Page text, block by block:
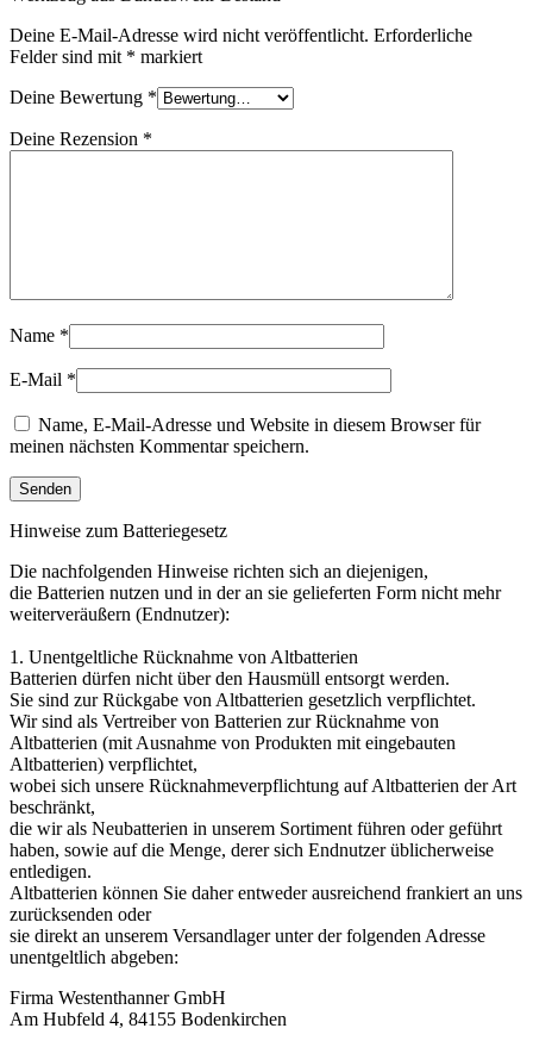
Deine E-Mail-Adresse wird nicht veröffentlicht. Erforderliche
Felder sind mit * markiert
Deine Bewertung *
Deine Rezension *
Name *
E-Mail *
Name, E-Mail-Adresse und Website in diesem Browser für
meinen nächsten Kommentar speichern.
Hinweise zum Batteriegesetz
Die nachfolgenden Hinweise richten sich an diejenigen,
die Batterien nutzen und in der an sie gelieferten Form nicht mehr
weiterveräußern (Endnutzer):
1. Unentgeltliche Rücknahme von Altbatterien
Batterien dürfen nicht über den Hausmüll entsorgt werden.
Sie sind zur Rückgabe von Altbatterien gesetzlich verpflichtet.
Wir sind als Vertreiber von Batterien zur Rücknahme von
Altbatterien (mit Ausnahme von Produkten mit eingebauten
Altbatterien) verpflichtet,
wobei sich unsere Rücknahmeverpflichtung auf Altbatterien der Art
beschränkt,
die wir als Neubatterien in unserem Sortiment führen oder geführt
haben, sowie auf die Menge, derer sich Endnutzer üblicherweise
entledigen.
Altbatterien können Sie daher entweder ausreichend frankiert an uns
zurücksenden oder
sie direkt an unserem Versandlager unter der folgenden Adresse
unentgeltlich abgeben:
Firma Westenthanner GmbH
Am Hubfeld 4, 84155 Bodenkirchen